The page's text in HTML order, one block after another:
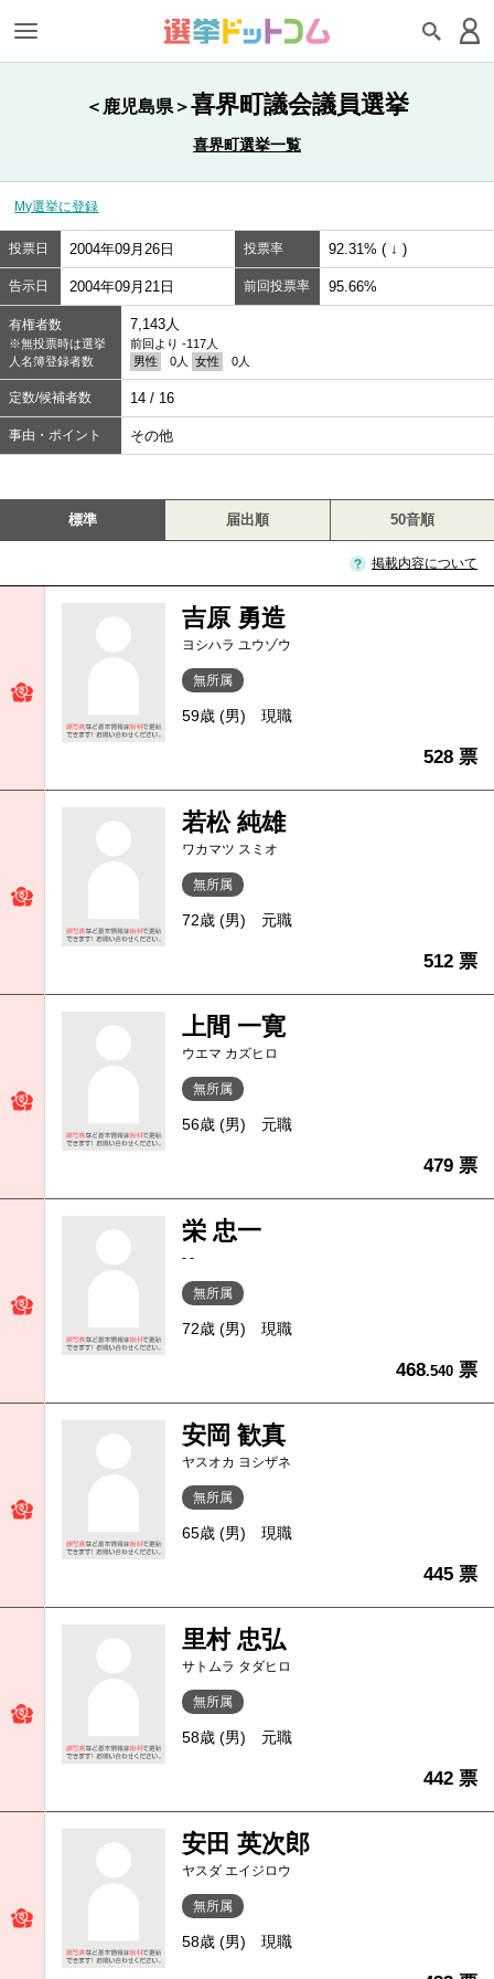
＜鹿児島県＞喜界町議会議員選挙
喜界町選挙一覧
My選挙に登録
投票日 2004年09月26日 投票率 92.31% ( ↓ )
告示日 2004年09月21日 前回投票率 95.66%
有権者数
※無投票時は選挙
人名簿登録者数
7,143人
前回より -117人
男性
0人 女性 0人
定数/候補者数 14 / 16
事由・ポイント その他
標準 届出順 50音順
掲載内容について
吉原 勇造
ヨシハラ ユウゾウ
無所属
59歳 (男) 現職
528 票
若松 純雄
ワカマツ スミオ
無所属
72歳 (男) 元職
512 票
上間 一寛
ウエマ カズヒロ
無所属
56歳 (男) 元職
479 票
栄 忠一
- -
無所属
72歳 (男) 現職
468.540 票
安岡 歓真
ヤスオカ ヨシザネ
無所属
65歳 (男) 現職
445 票
里村 忠弘
サトムラ タダヒロ
無所属
58歳 (男) 元職
442 票
安田 英次郎
ヤスダ エイジロウ
無所属
58歳 (男) 現職